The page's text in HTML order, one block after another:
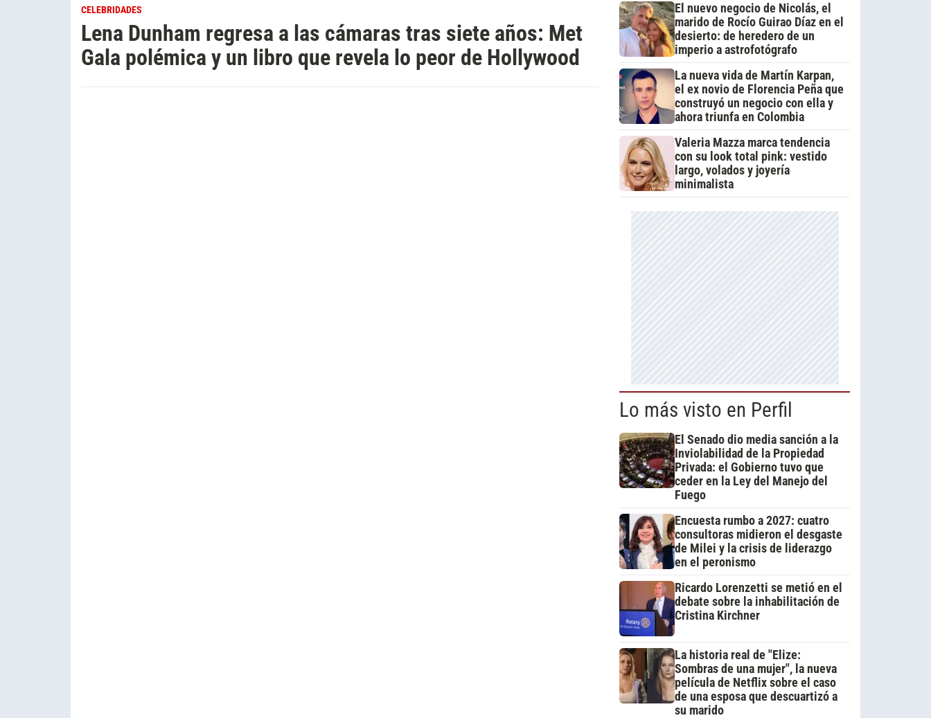
CELEBRIDADES
Lena Dunham regresa a las cámaras tras siete años: Met
Gala polémica y un libro que revela lo peor de Hollywood
El nuevo negocio de Nicolás, el
marido de Rocío Guirao Díaz en el
desierto: de heredero de un
imperio a astrofotógrafo
La nueva vida de Martín Karpan,
el ex novio de Florencia Peña que
construyó un negocio con ella y
ahora triunfa en Colombia
Valeria Mazza marca tendencia
con su look total pink: vestido
largo, volados y joyería
minimalista
Lo más visto en Perfil
El Senado dio media sanción a la
Inviolabilidad de la Propiedad
Privada: el Gobierno tuvo que
ceder en la Ley del Manejo del
Fuego
Encuesta rumbo a 2027: cuatro
consultoras midieron el desgaste
de Milei y la crisis de liderazgo
en el peronismo
Ricardo Lorenzetti se metió en el
debate sobre la inhabilitación de
Cristina Kirchner
La historia real de "Elize:
Sombras de una mujer", la nueva
película de Netflix sobre el caso
de una esposa que descuartizó a
su marido